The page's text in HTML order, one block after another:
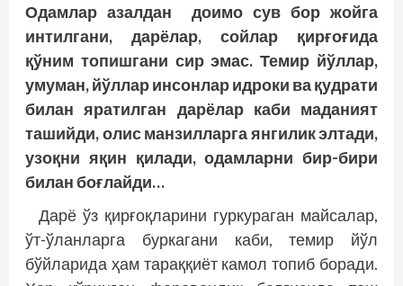
Одамлар азалдан доимо сув бор жойга
интилгани, дарёлар, сойлар қирғоғида
қўним топишгани сир эмас. Темир йўллар,
умуман, йўллар инсонлар идроки ва қудрати
билан яратилган дарёлар каби маданият
ташийди, олис манзилларга янгилик элтади,
узоқни яқин қилади, одамларни бир-бири
билан боғлайди…
Дарё ўз қирғоқларини гуркураган майсалар,
ўт-ўланларга буркагани каби, темир йўл
бўйларида ҳам тараққиёт камол топиб боради.